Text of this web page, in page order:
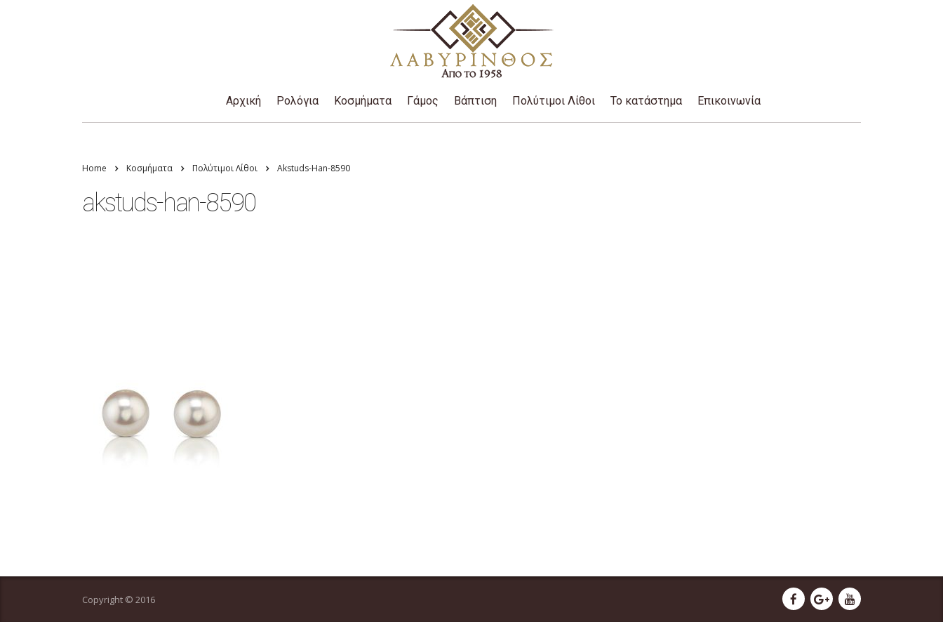
Αρχική Ρολόγια Κοσμήματα Γάμος Βάπτιση Πολύτιμοι Λίθοι Το κατάστημα Επικοινωνία
Home Κοσμήματα Πολύτιμοι Λίθοι Akstuds-Han-8590
akstuds-han-8590
Copyright © 2016